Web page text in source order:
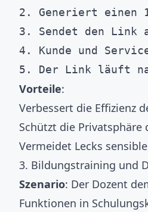
2. Generiert einen
3. Sendet den Link
4. Kunde und
Vorteile:
Verbessert die Effizienz
Schützt die Privatsphäre
Vermeidet Lecks
3. Bildungstraining und
Szenario: Der Dozent
Funktionen in